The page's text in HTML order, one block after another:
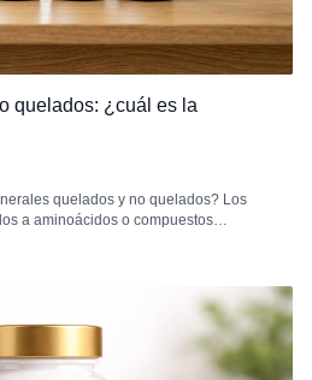
quelados: ¿cuál es la
quelados y no quelados? Los
a aminoácidos o compuestos
de manera menos eficiente.